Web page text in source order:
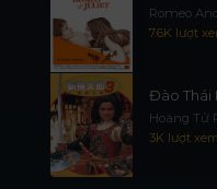
Romeo
7.6K lượt
Đào Thái
Hoàng Tử
3K lượt xem